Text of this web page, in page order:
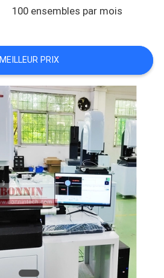
100 ensembles par mois
MEILLEUR PRIX